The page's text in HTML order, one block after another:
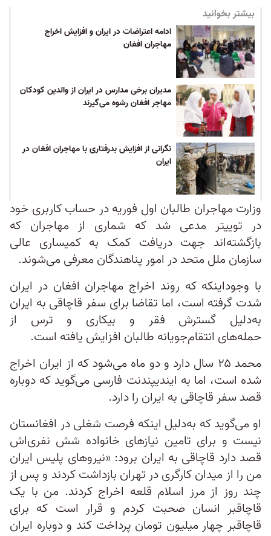
بیشتر بخوانید
ادامه اعتراضات در ایران و افزایش اخراج
مهاجران افغان
مدیران برخی مدارس در ایران از والدین کودکان
مهاجر افغان رشوه می‌گیرند
نگرانی از افزایش بدرفتاری با مهاجران افغان در
ایران
وزارت مهاجران طالبان اول فوریه در حساب کاربری خود
در توییتر مدعی شد که شماری از مهاجران که
بازگشته‌اند جهت دریافت کمک به کمیساری عالی
سازمان ملل متحد در امور پناهندگان معرفی می‌شوند.
با وجوداینکه که روند اخراج مهاجران افغان در ایران
شدت گرفته است، اما تقاضا برای سفر قاچاقی به ایران
به‌دلیل گسترش فقر و بیکاری و ترس از
حمله‌های انتقام‌جویانه طالبان افزایش یافته است.
محمد ۲۵ سال دارد و دو ماه می‌شود که از ایران اخراج
شده است، اما به ایندیپندنت فارسی می‌گوید که دوباره
قصد سفر قاچاقی به ایران را دارد.
او می‌گوید که به‌دلیل اینکه فرصت شغلی در افغانستان
نیست و برای تامین نیازهای خانواده شش نفری‌اش
قصد دارد قاچاقی به ایران برود: «نیروهای پلیس ایران
من را از میدان کارگری در تهران بازداشت کردند و پس از
چند روز از مرز اسلام قلعه اخراج کردند. من با یک
قاچاقبر انسان صحبت کردم و قرار است که برای
قاچاقبر چهار میلیون تومان پرداخت کند و دوباره ایران